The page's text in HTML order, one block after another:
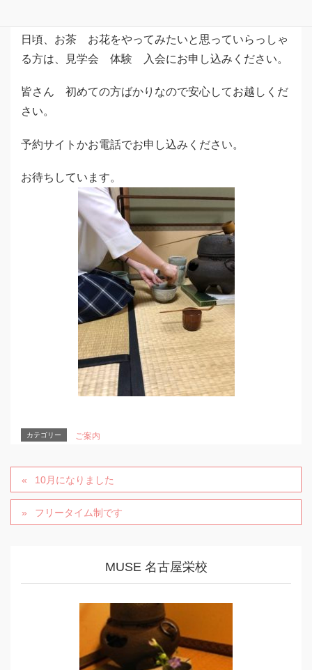
日頃、お茶 お花をやってみたいと思っていらっしゃ
る方は、見学会 体験 入会にお申し込みください。
皆さん 初めての方ばかりなので安心してお越しくだ
さい。
予約サイトかお電話でお申し込みください。
お待ちしています。
カテゴリー ご案内
10月になりました
フリータイム制です
MUSE 名古屋栄校